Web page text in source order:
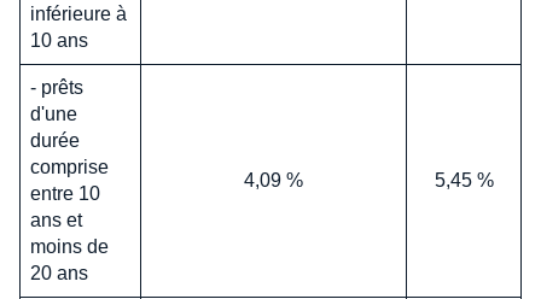
inférieure à
10 ans
- prêts
d'une
durée
comprise
entre 10
ans et
moins de
20 ans
4,09 % 5,45 %